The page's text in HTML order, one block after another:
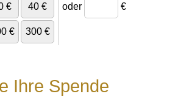
€ 40 €
€ 300 €
oder €
Ihre Spende